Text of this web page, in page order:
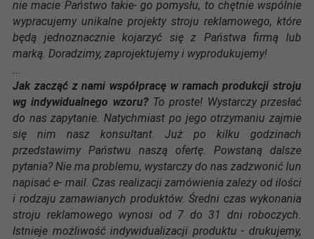
nie macie Państwo takie- go pomysłu, to chętnie wspólnie
wypracujemy unikalne projekty stroju reklamowego, które
będą jednoznacznie kojarzyć się z Państwa firmą lub
marką. Doradzimy, zaprojektujemy i wyprodukujemy!
...
Jak zacząć z nami współpracę w ramach produkcji stroju
wg indywidualnego wzoru?To proste! Wystarczy przesłać
do nas zapytanie. Natychmiast po jego otrzymaniu zajmie
się nim nasz konsultant. Już po kilku godzinach
przedstawimy Państwu naszą ofertę. Powstaną dalsze
pytania? Nie ma problemu, wystarczy do nas zadzwonić lun
napisać e- mail. Czas realizacji zamówienia zależy od ilości
i rodzaju zamawianych produktów. Średni czas wykonania
stroju reklamowego wynosi od 7 do 31 dni roboczych.
Istnieje możliwość indywidualizacji produktu - drukujemy,